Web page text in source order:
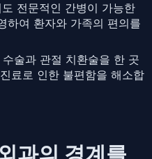
도 전문적인 간병이 가능한
하여 환자와 가족의 편의를
술과 관절 치환술을 한 곳
료로 인한 불편함을 해소합
과의 경계를